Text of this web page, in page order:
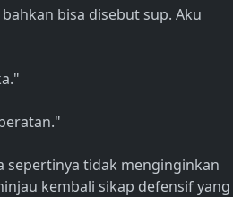
bisa disebut sup. Aku
sepertinya tidak menginginkan
kembali sikap defensif yang